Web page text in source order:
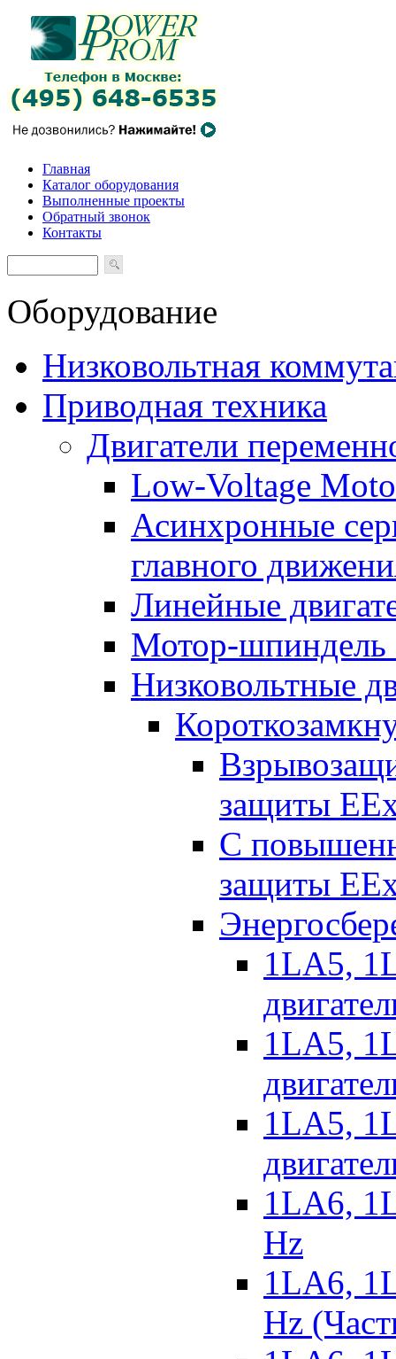
Главная
Каталог оборудования
Выполненные проекты
Обратный звонок
Контакты
Оборудование
Низковольтная
Приводная техника
Двигатели
Low-Voltage
Асинхронные
главного
Линейные
Мотор-шпиндель
Низковольтные
защиты
С
защиты
1LA5,
1LA5,
1LA5,
1LA6,
Hz
1LA6,
Hz